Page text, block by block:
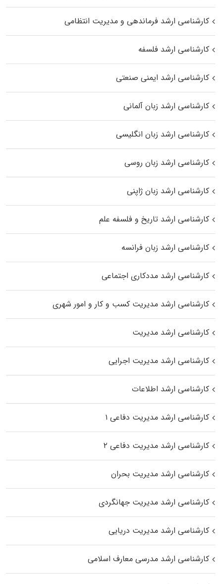
کارشناسی ارشد فرماندهی و مدیریت انتظامی
کارشناسی ارشد فلسفه
کارشناسی ارشد ایمنی صنعتی
کارشناسی ارشد زبان آلمانی
کارشناسی ارشد زبان انگلیسی
کارشناسی ارشد زبان روسی
کارشناسی ارشد زبان ژاپنی
کارشناسی ارشد تاریخ و فلسفه علم
کارشناسی ارشد زبان فرانسه
کارشناسی ارشد مددکاری اجتماعی
کارشناسی ارشد مدیریت کسب و کار و امور شهری
کارشناسی ارشد مدیریت
کارشناسی ارشد مدیریت اجرایی
کارشناسی ارشد اطلاعات
کارشناسی ارشد مدیریت دفاعی ۱
کارشناسی ارشد مدیریت دفاعی ۲
کارشناسی ارشد مدیریت بحران
کارشناسی ارشد مدیریت جهانگردی
کارشناسی ارشد مدیریت دریایی
کارشناسی ارشد مدرسی معارف اسلامی